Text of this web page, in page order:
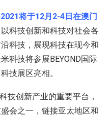
将于12月2-4日在澳门
以科技创新和科技对社会各
科技，展现科技在现今和
科技将参展BEYOND国际
技展区亮相。
技创新产业的重要平台，
会之一，链接亚太地区和